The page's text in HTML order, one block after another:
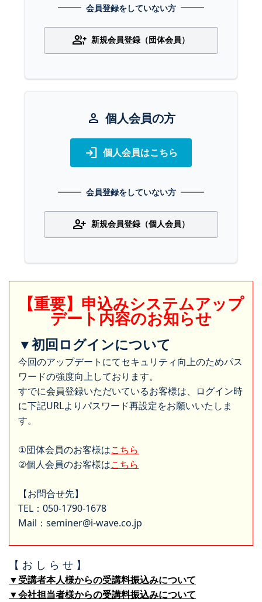
会員登録をしていない方
group_add 新規会員登録（団体会員）
person 個人会員の方
login 個人会員はこちら
会員登録をしていない方
person_add 新規会員登録（個人会員）
【重要】申込みシステムアップ
デート内容のお知らせ
▼初回ログインについて
今回のアップデートにてセキュリティ向上のためパス
ワードの強度向上しております。
すでに会員登録いただいているお客様は、ログイン時
に下記URLよりパスワード再設定をお願いいたしま
す。
①団体会員のお客様はこちら
②個人会員のお客様はこちら
【お問合せ先】
TEL：050-1790-1678
Mail：seminer@i-wave.co.jp
【 お し ら せ 】
▼受講者本人様からの受講料振込みについて
▼会社担当者様からの受講料振込みについて